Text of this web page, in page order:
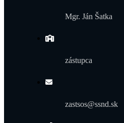
Mgr. Ján Šatka
zástupca
zastsos@ssnd.sk